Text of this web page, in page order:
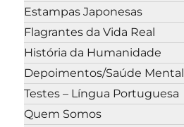
Estampas Japonesas
Flagrantes da Vida Real
História da Humanidade
Depoimentos/Saúde Mental
Testes – Língua Portuguesa
Quem Somos